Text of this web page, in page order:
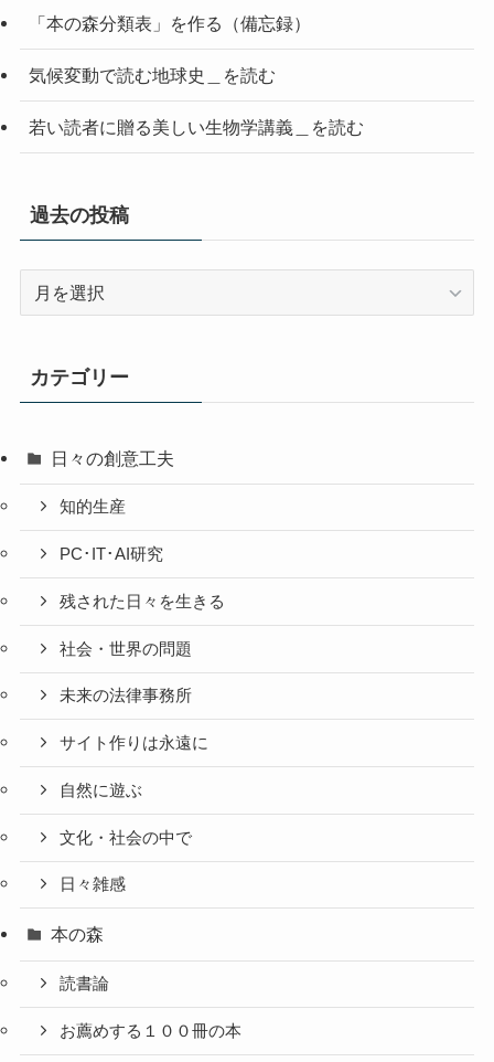
「本の森分類表」を作る（備忘録）
気候変動で読む地球史＿を読む
若い読者に贈る美しい生物学講義＿を読む
過去の投稿
稿
カテゴリー
日々の創意工夫
知的生産
PC･IT･AI研究
残された日々を生きる
社会・世界の問題
未来の法律事務所
サイト作りは永遠に
自然に遊ぶ
文化・社会の中で
日々雑感
本の森
読書論
お薦めする１００冊の本